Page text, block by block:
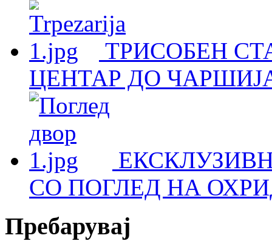
ТРИСОБЕН
ЦЕНТАР ДО
СО ПОГЛЕД НА
Пребарувај